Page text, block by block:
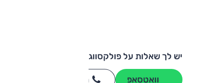
יש לך שאלות על פולקסווגן טרנספורטר?
וואטסאפ חייגו